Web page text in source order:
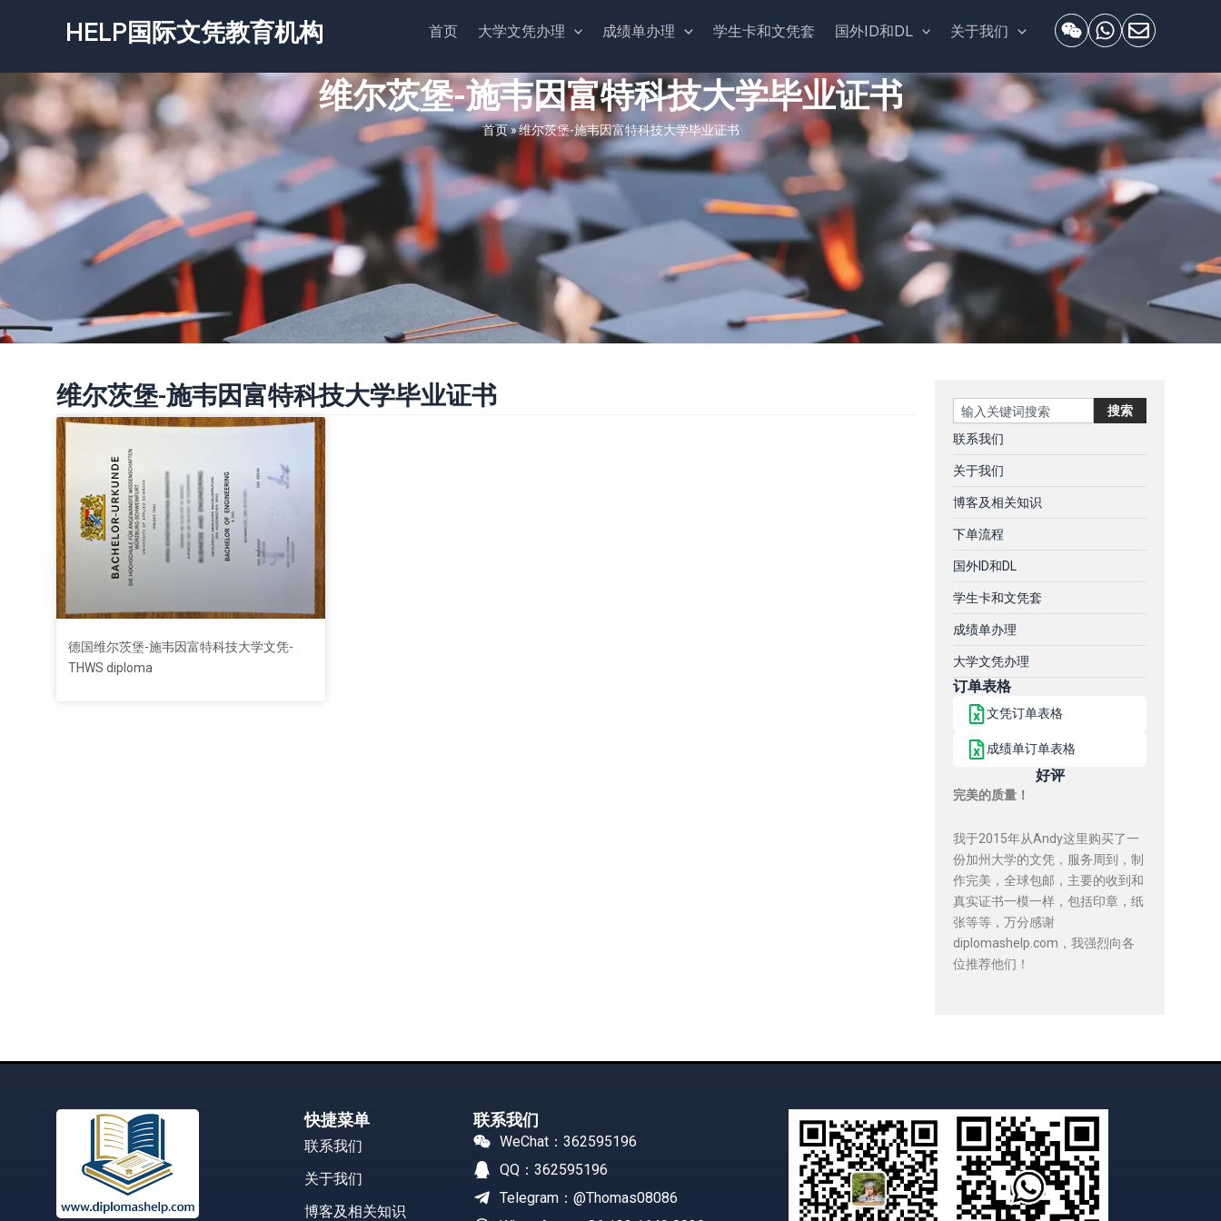
容
HELP国际文凭教育机构 首页 大学文凭办理 成绩单办理 学生卡和文凭套 国外ID和DL 关于我们
维尔茨堡-施韦因富特科技大学毕业证书
首页»维尔茨堡-施韦因富特科技大学毕业证书
维尔茨堡-施韦因富特科技大学毕业证书
德国维尔茨堡-施韦因富特科技大学文凭-
THWS diploma
Search 搜索
联系我们
关于我们
博客及相关知识
下单流程
国外ID和DL
学生卡和文凭套
成绩单办理
大学文凭办理
订单表格
文凭订单表格
成绩单订单表格
好评
完美的质量！
我于2015年从Andy这里购买了一
份加州大学的文凭，服务周到，制
作完美，全球包邮，主要的收到和
真实证书一模一样，包括印章，纸
张等等，万分感谢
diplomashelp.com，我强烈向各
位推荐他们！
快捷菜单
联系我们
关于我们
博客及相关知识
联系我们
WeChat：362595196
QQ：362595196
Telegram：@Thomas08086